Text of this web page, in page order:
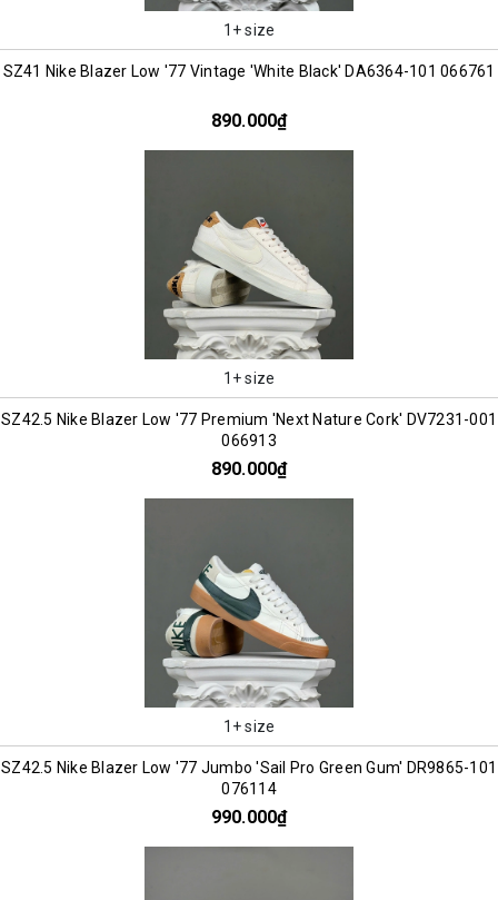
1+ size
SZ41 Nike Blazer Low '77 Vintage 'White Black' DA6364-101 066761
890.000₫
1+ size
SZ42.5 Nike Blazer Low '77 Premium 'Next Nature Cork' DV7231-001
066913
890.000₫
1+ size
SZ42.5 Nike Blazer Low '77 Jumbo 'Sail Pro Green Gum' DR9865-101
076114
990.000₫